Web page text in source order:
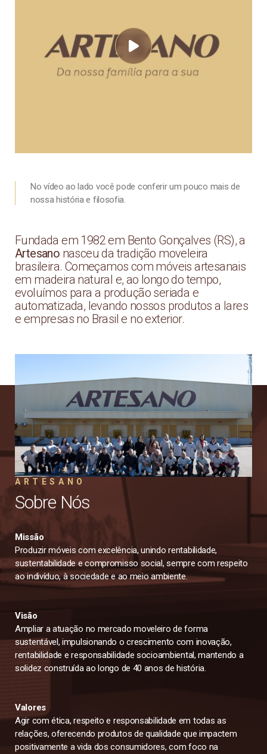
No vídeo ao lado você pode conferir um pouco mais de
nossa história e filosofia.
Fundada em 1982 em Bento Gonçalves (RS), a
Artesano nasceu da tradição moveleira
brasileira. Começamos com móveis artesanais
em madeira natural e, ao longo do tempo,
evoluímos para a produção seriada e
automatizada, levando nossos produtos a lares
e empresas no Brasil e no exterior.
ARTESANO
Sobre Nós
Missão
Produzir móveis com excelência, unindo rentabilidade,
sustentabilidade e compromisso social, sempre com respeito
ao indivíduo, à sociedade e ao meio ambiente.
Visão
Ampliar a atuação no mercado moveleiro de forma
sustentável, impulsionando o crescimento com inovação,
rentabilidade e responsabilidade socioambiental, mantendo a
solidez construída ao longo de 40 anos de história.
Valores
Agir com ética, respeito e responsabilidade em todas as
relações, oferecendo produtos de qualidade que impactem
positivamente a vida dos consumidores, com foco na